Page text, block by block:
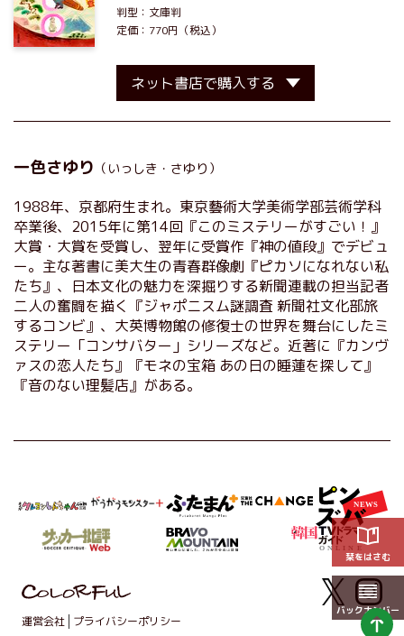
栞をはさむ
バックナンバー
判型：文庫判
定価：770円（税込）
ネット書店で購入する
一色さゆり （いっしき・さゆり）
1988年、京都府生まれ。東京藝術大学美術学部芸術学科
卒業後、2015年に第14回『このミステリーがすごい！』
大賞・大賞を受賞し、翌年に受賞作『神の値段』でデビュ
ー。主な著書に美大生の青春群像劇『ピカソになれない私
たち』、日本文化の魅力を深掘りする新聞連載の担当記者
二人の奮闘を描く『ジャポニスム謎調査 新聞社文化部旅
するコンビ』、大英博物館の修復士の世界を舞台にしたミ
ステリー「コンサバター」シリーズなど。近著に『カンヴ
ァスの恋人たち』『モネの宝箱 あの日の睡蓮を探して』
『音のない理髪店』がある。
運営会社 プライバシーポリシー